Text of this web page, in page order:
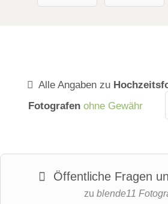
Alle Angaben zu
Fotografen ohne Gewähr
Öffentliche Fragen
zu blende11